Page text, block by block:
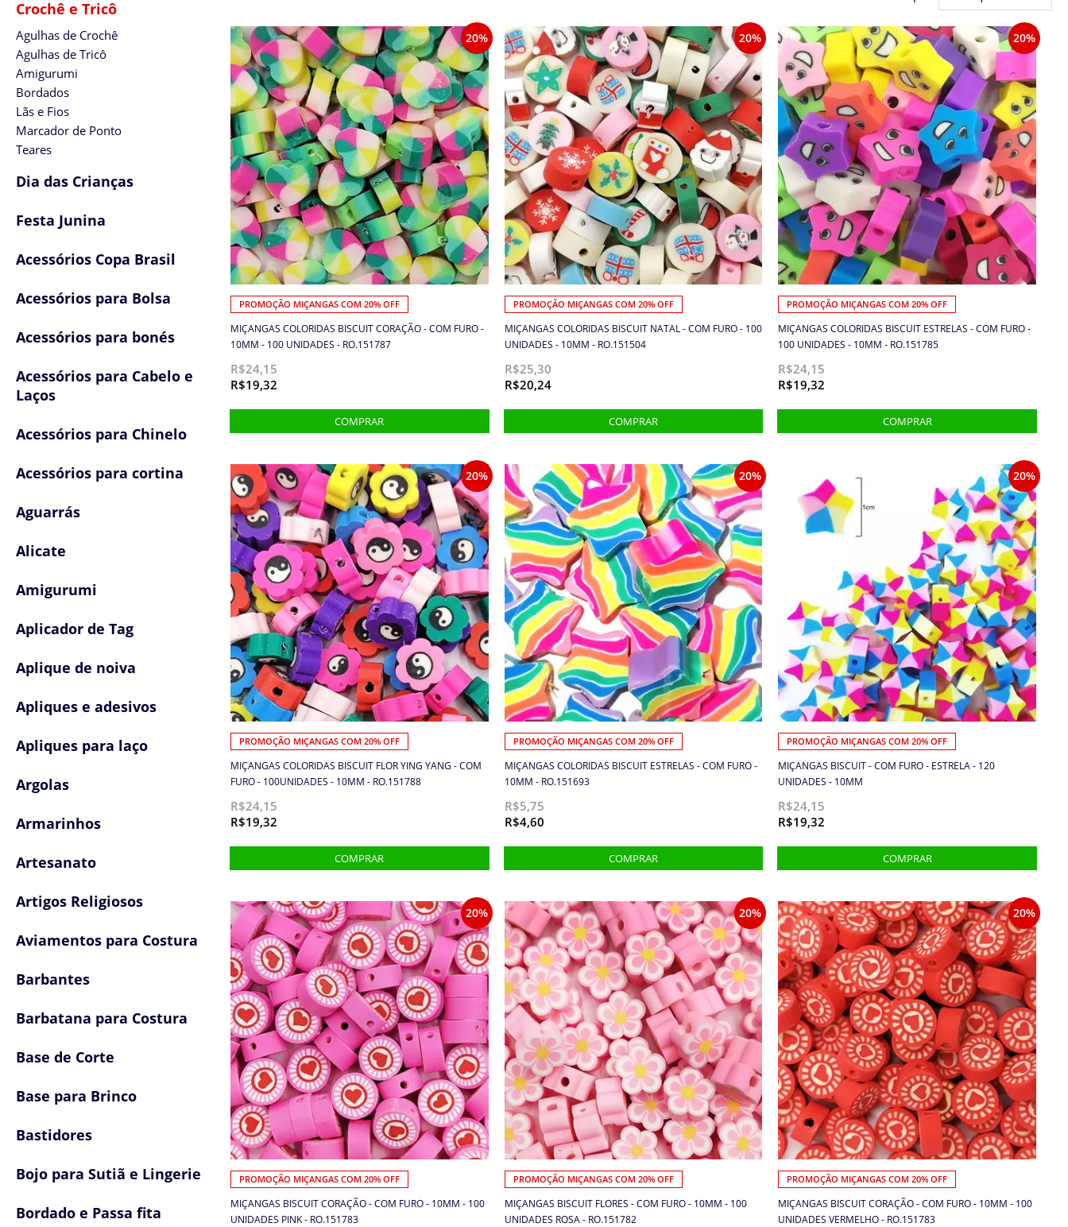
Crochê e Tricô
Agulhas de Crochê
Agulhas de Tricô
Amigurumi
Bordados
Lãs e Fios
Marcador de Ponto
Teares
Dia das Crianças
Festa Junina
Acessórios Copa Brasil
Acessórios para Bolsa
Acessórios para bonés
Acessórios para Cabelo e
Laços
Acessórios para Chinelo
Acessórios para cortina
Aguarrás
Alicate
Amigurumi
Aplicador de Tag
Aplique de noiva
Apliques e adesivos
Apliques para laço
Argolas
Armarinhos
Artesanato
Artigos Religiosos
Aviamentos para Costura
Barbantes
Barbatana para Costura
Base de Corte
Base para Brinco
Bastidores
Bojo para Sutiã e Lingerie
Bordado e Passa fita
PROMOÇÃO MIÇANGAS COM 20% OFF
MIÇANGAS COLORIDAS BISCUIT CORAÇÃO - COM FURO -
10MM - 100 UNIDADES - RO.151787
R$24,15
R$19,32
20%
PROMOÇÃO MIÇANGAS COM 20% OFF
MIÇANGAS COLORIDAS BISCUIT NATAL - COM FURO - 100
UNIDADES - 10MM - RO.151504
R$25,30
R$20,24
20%
PROMOÇÃO MIÇANGAS COM 20% OFF
MIÇANGAS COLORIDAS BISCUIT ESTRELAS - COM FURO -
100 UNIDADES - 10MM - RO.151785
R$24,15
R$19,32
20%
PROMOÇÃO MIÇANGAS COM 20% OFF
MIÇANGAS COLORIDAS BISCUIT FLOR YING YANG - COM
FURO - 100UNIDADES - 10MM - RO.151788
R$24,15
R$19,32
20%
PROMOÇÃO MIÇANGAS COM 20% OFF
MIÇANGAS COLORIDAS BISCUIT ESTRELAS - COM FURO -
10MM - RO.151693
R$5,75
R$4,60
20%
PROMOÇÃO MIÇANGAS COM 20% OFF
MIÇANGAS BISCUIT - COM FURO - ESTRELA - 120
UNIDADES - 10MM
R$24,15
R$19,32
20%
PROMOÇÃO MIÇANGAS COM 20% OFF
MIÇANGAS BISCUIT CORAÇÃO - COM FURO - 10MM - 100
UNIDADES PINK - RO.151783
20%
PROMOÇÃO MIÇANGAS COM 20% OFF
MIÇANGAS BISCUIT FLORES - COM FURO - 10MM - 100
UNIDADES ROSA - RO.151782
20%
PROMOÇÃO MIÇANGAS COM 20% OFF
MIÇANGAS BISCUIT CORAÇÃO - COM FURO - 10MM - 100
UNIDADES VERMELHO - RO.151783
20%